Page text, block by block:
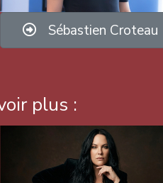
Sébastien Croteau
plus :